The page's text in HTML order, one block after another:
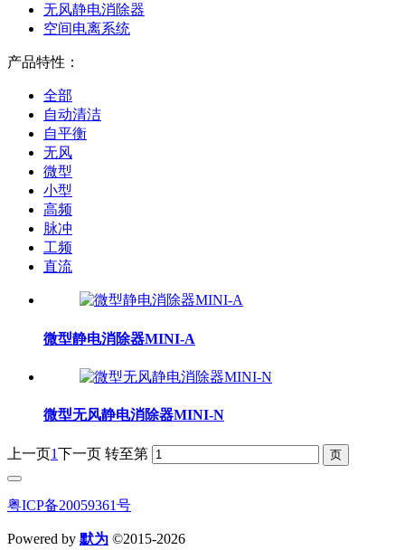
无风静电消除器
空间电离系统
产品特性：
全部
自动清洁
自平衡
无风
微型
小型
高频
脉冲
工频
直流
微型静电消除器MINI-A
微型无风静电消除器MINI-N
上一页1下一页 转至第
粤ICP备20059361号
Powered by 默为 ©2015-2026